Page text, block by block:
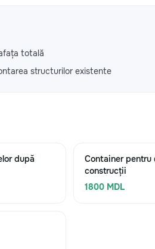
totală
structurilor existente
după
Container pentru
construcții
1800 MDL